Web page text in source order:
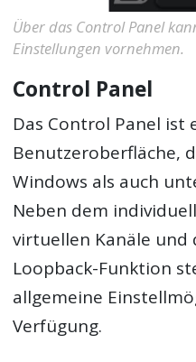
Über das Control Panel
Einstellungen vornehmen.
Control Panel
Das Control Panel ist
Benutzeroberfläche,
Windows als auch
Neben dem
virtuellen Kanäle und
Loopback-Funktion
allgemeine
Verfügung.